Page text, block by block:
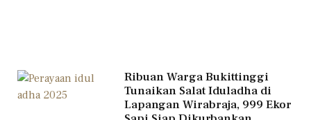
Ribuan Warga Bukittinggi
Tunaikan Salat Iduladha di
Lapangan Wirabraja, 999 Ekor